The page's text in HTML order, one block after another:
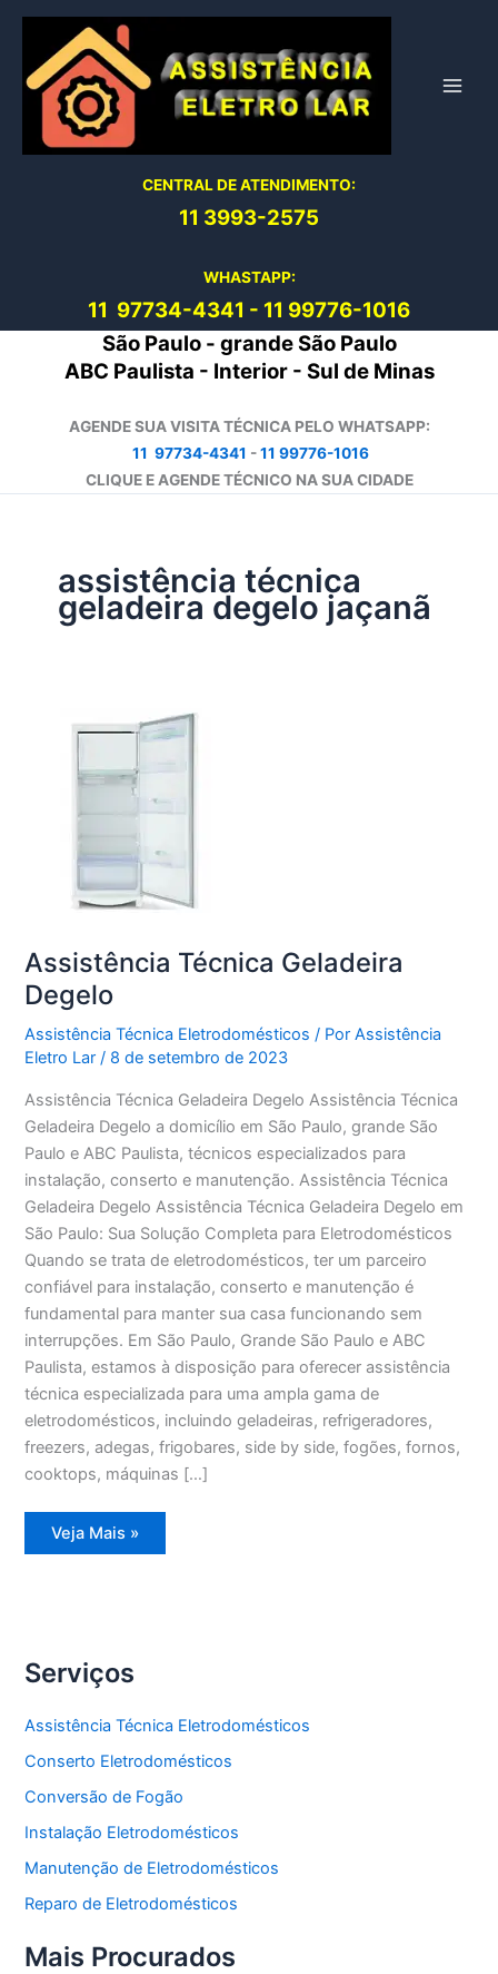
conteúdo
CENTRAL DE ATENDIMENTO:
11 3993-2575
WHASTAPP:
11 97734-4341 - 11 99776-1016
São Paulo - grande São Paulo
ABC Paulista - Interior - Sul de Minas
AGENDE SUA VISITA TÉCNICA PELO WHATSAPP:
11 97734-4341 -11 99776-1016
CLIQUE E AGENDE TÉCNICO NA SUA CIDADE
assistência técnica
geladeira degelo jaçanã
Assistência Técnica Geladeira
Degelo
Assistência Técnica Eletrodomésticos / PorAssistência
Eletro Lar/ 8 de setembro de 2023
Assistência Técnica Geladeira Degelo Assistência Técnica
Geladeira Degelo a domicílio em São Paulo, grande São
Paulo e ABC Paulista, técnicos especializados para
instalação, conserto e manutenção. Assistência Técnica
Geladeira Degelo Assistência Técnica Geladeira Degelo em
São Paulo: Sua Solução Completa para Eletrodomésticos
Quando se trata de eletrodomésticos, ter um parceiro
confiável para instalação, conserto e manutenção é
fundamental para manter sua casa funcionando sem
interrupções. Em São Paulo, Grande São Paulo e ABC
Paulista, estamos à disposição para oferecer assistência
técnica especializada para uma ampla gama de
eletrodomésticos, incluindo geladeiras, refrigeradores,
freezers, adegas, frigobares, side by side, fogões, fornos,
cooktops, máquinas […]
Assistência
Técnica
Veja Mais »
Serviços
Assistência Técnica Eletrodomésticos
Conserto Eletrodomésticos
Conversão de Fogão
Instalação Eletrodomésticos
Manutenção de Eletrodomésticos
Reparo de Eletrodomésticos
Mais Procurados